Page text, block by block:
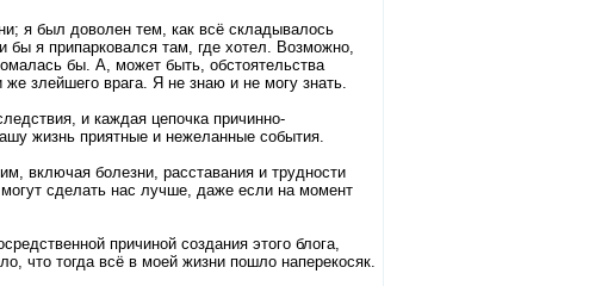
я был доволен тем, как всё складывалось
бы я припарковался там, где хотел. Возможно,
бы. А, может быть, обстоятельства
злейшего врага. Я не знаю и не могу знать.
и каждая цепочка причинно-
жизнь приятные и нежеланные события.
включая болезни, расставания и трудности
сделать нас лучше, даже если на момент
причиной создания этого блога,
что тогда всё в моей жизни пошло наперекосяк.